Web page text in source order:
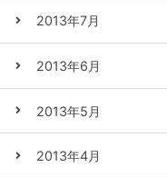
2013年7月
2013年6月
2013年5月
2013年4月